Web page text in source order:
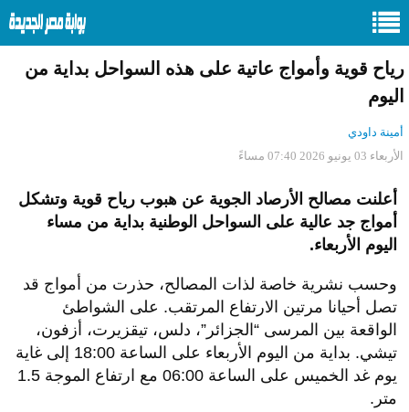
رياح قوية وأمواج عاتية على هذه السواحل بداية من
اليوم
أمينة داودي
الأربعاء 03 يونيو 2026 07:40 مساءً
أعلنت مصالح الأرصاد الجوية عن هبوب رياح قوية وتشكل
أمواج جد عالية على السواحل الوطنية بداية من مساء
اليوم الأربعاء.
وحسب نشرية خاصة لذات المصالح، حذرت من أمواج قد
تصل أحيانا مرتين الارتفاع المرتقب. على الشواطئ
الواقعة بين المرسى “الجزائر”، دلس، تيقزيرت، أزفون،
تيشي. بداية من اليوم الأربعاء على الساعة 18:00 إلى غاية
يوم غد الخميس على الساعة 06:00 مع ارتفاع الموجة 1.5
متر.